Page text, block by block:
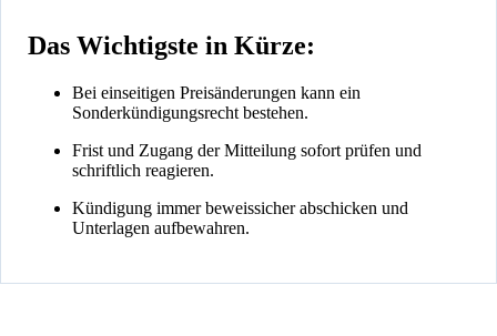
Das Wichtigste in Kürze:
Bei einseitigen Preisänderungen kann ein
Sonderkündigungsrecht bestehen.
Frist und Zugang der Mitteilung sofort prüfen und
schriftlich reagieren.
Kündigung immer beweissicher abschicken und
Unterlagen aufbewahren.